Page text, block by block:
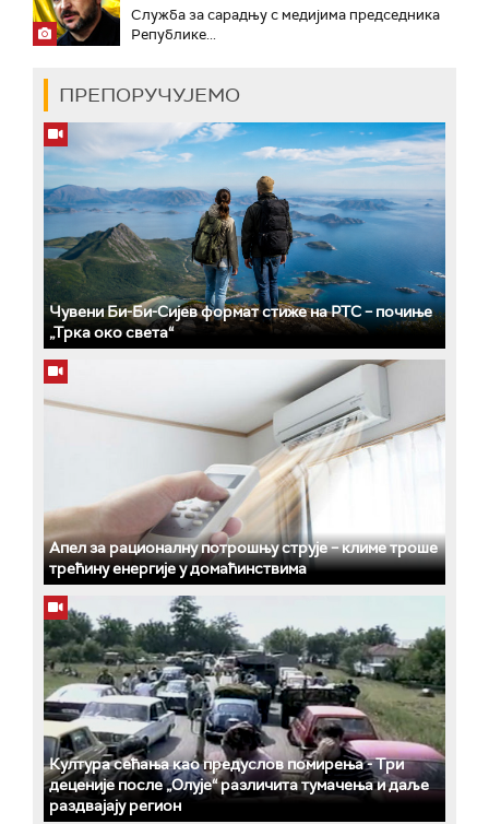
Служба за сарадњу с медијима председника
Републике...
ПРЕПОРУЧУЈЕМО
Чувени Би-Би-Сијев формат стиже на РТС – почиње
„Трка око света“
Апел за рационалну потрошњу струје – климе троше
трећину енергије у домаћинствима
Култура сећања као предуслов помирења ­- Три
деценије после „Олује“ различита тумачења и даље
раздвајају регион